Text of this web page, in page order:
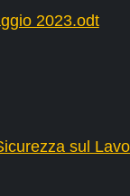
2023.odt
sul